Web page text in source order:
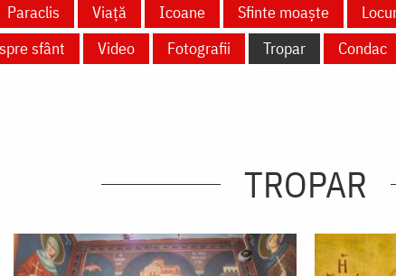
Paraclis Viață Icoane Sfinte moaște
sfânt
Video Fotografii Tropar Condac
TROPAR